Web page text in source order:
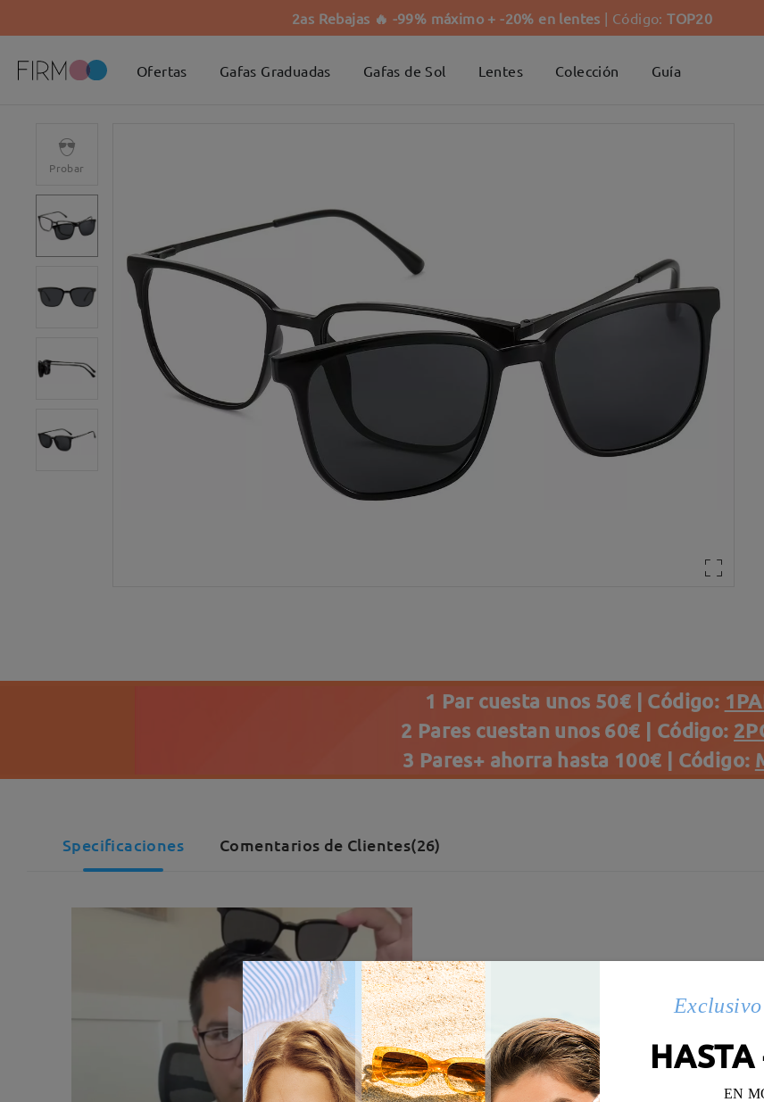
2as Rebajas 🔥 -99% máximo + -20% en lentes | Código:TOP20
Ofertas Gafas Graduadas Gafas de Sol Lentes Colección Guía
Probar
1 Par cuesta unos 50€ | Código:
2 Pares cuestan unos 60€ | Código:
3 Pares+ ahorra hasta 100€ | Código:
Specificaciones Comentarios de Clientes(26)
EN